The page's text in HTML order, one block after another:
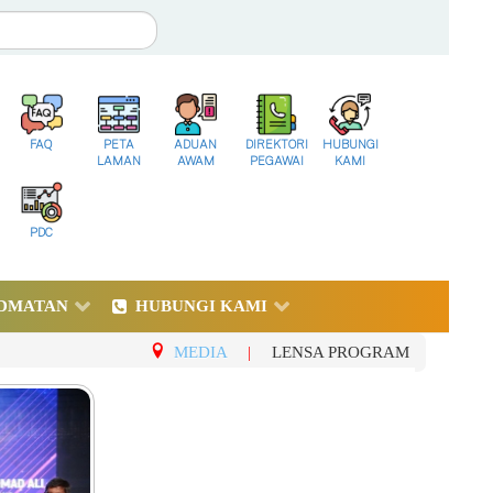
FAQ
PETA
LAMAN
ADUAN
AWAM
DIREKTORI
PEGAWAI
HUBUNGI
KAMI
PDC
HUBUNGI KAMI
MEDIA | LENSA PROGRAM